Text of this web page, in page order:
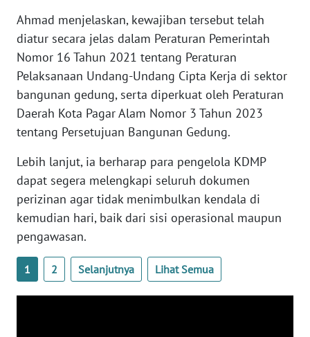
Ahmad menjelaskan, kewajiban tersebut telah
diatur secara jelas dalam Peraturan Pemerintah
Nomor 16 Tahun 2021 tentang Peraturan
Pelaksanaan Undang-Undang Cipta Kerja di sektor
bangunan gedung, serta diperkuat oleh Peraturan
Daerah Kota Pagar Alam Nomor 3 Tahun 2023
tentang Persetujuan Bangunan Gedung.
Lebih lanjut, ia berharap para pengelola KDMP
dapat segera melengkapi seluruh dokumen
perizinan agar tidak menimbulkan kendala di
kemudian hari, baik dari sisi operasional maupun
pengawasan.
1 2 Selanjutnya Lihat Semua
SULBAR
WN
BABEL
WN
SUMBAR
WN
SUMSEL
WN
WN
LAMPUNG